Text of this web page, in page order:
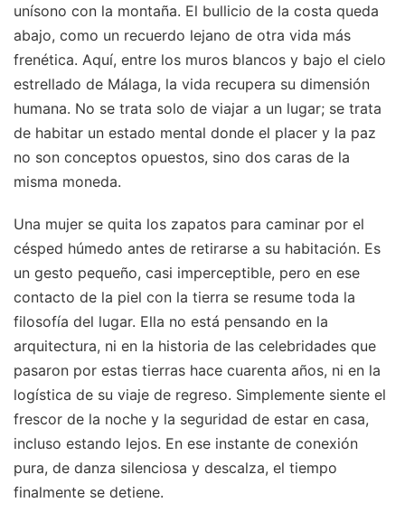
unísono con la montaña. El bullicio de la costa queda
abajo, como un recuerdo lejano de otra vida más
frenética. Aquí, entre los muros blancos y bajo el cielo
estrellado de Málaga, la vida recupera su dimensión
humana. No se trata solo de viajar a un lugar; se trata
de habitar un estado mental donde el placer y la paz
no son conceptos opuestos, sino dos caras de la
misma moneda.
Una mujer se quita los zapatos para caminar por el
césped húmedo antes de retirarse a su habitación. Es
un gesto pequeño, casi imperceptible, pero en ese
contacto de la piel con la tierra se resume toda la
filosofía del lugar. Ella no está pensando en la
arquitectura, ni en la historia de las celebridades que
pasaron por estas tierras hace cuarenta años, ni en la
logística de su viaje de regreso. Simplemente siente el
frescor de la noche y la seguridad de estar en casa,
incluso estando lejos. En ese instante de conexión
pura, de danza silenciosa y descalza, el tiempo
finalmente se detiene.